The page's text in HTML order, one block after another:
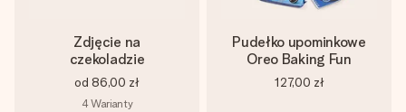
Zdjęcie na
czekoladzie
od 86,00 zł
4Warianty
Pudełko upominkowe
Oreo Baking Fun
127,00 zł